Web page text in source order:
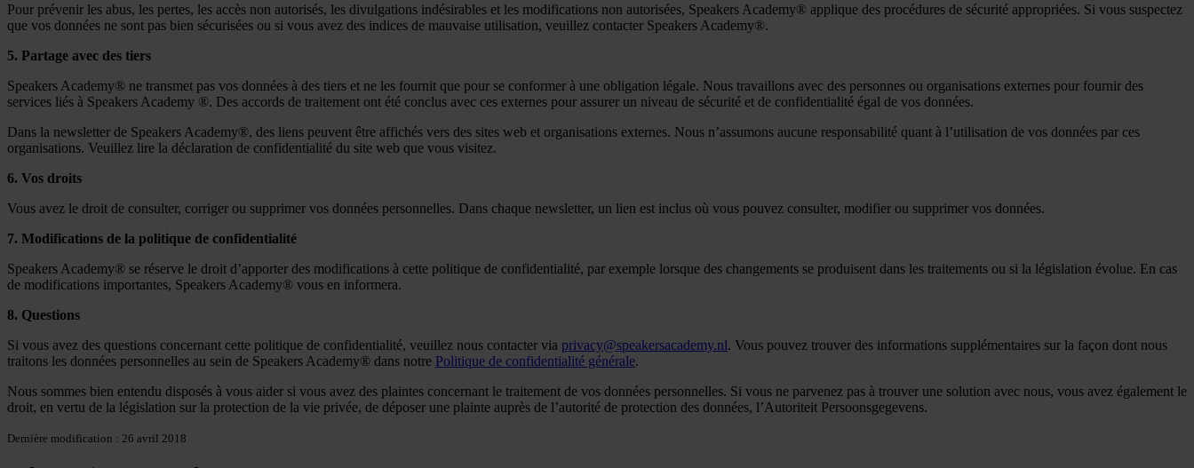
Pour prévenir les abus, les pertes, les accès non autorisés, les divulgations indésirables et les modifications non autorisées, Speakers Academy® applique des procédures de sécurité appropriées. Si vous suspectez
que vos données ne sont pas bien sécurisées ou si vous avez des indices de mauvaise utilisation, veuillez contacter Speakers Academy®.
5. Partage avec des tiers
Speakers Academy® ne transmet pas vos données à des tiers et ne les fournit que pour se conformer à une obligation légale. Nous travaillons avec des personnes ou organisations externes pour fournir des
services liés à Speakers Academy ®. Des accords de traitement ont été conclus avec ces externes pour assurer un niveau de sécurité et de confidentialité égal de vos données.
Dans la newsletter de Speakers Academy®, des liens peuvent être affichés vers des sites web et organisations externes. Nous n’assumons aucune responsabilité quant à l’utilisation de vos données par ces
organisations. Veuillez lire la déclaration de confidentialité du site web que vous visitez.
6. Vos droits
Vous avez le droit de consulter, corriger ou supprimer vos données personnelles. Dans chaque newsletter, un lien est inclus où vous pouvez consulter, modifier ou supprimer vos données.
7. Modifications de la politique de confidentialité
Speakers Academy® se réserve le droit d’apporter des modifications à cette politique de confidentialité, par exemple lorsque des changements se produisent dans les traitements ou si la législation évolue. En cas
de modifications importantes, Speakers Academy® vous en informera.
8. Questions
Si vous avez des questions concernant cette politique de confidentialité, veuillez nous contacter via privacy@speakersacademy.nl. Vous pouvez trouver des informations supplémentaires sur la façon dont nous
traitons les données personnelles au sein de Speakers Academy® dans notre Politique de confidentialité générale.
Nous sommes bien entendu disposés à vous aider si vous avez des plaintes concernant le traitement de vos données personnelles. Si vous ne parvenez pas à trouver une solution avec nous, vous avez également le
droit, en vertu de la législation sur la protection de la vie privée, de déposer une plainte auprès de l’autorité de protection des données, l’Autoriteit Persoonsgegevens.
Dernière modification : 26 avril 2018